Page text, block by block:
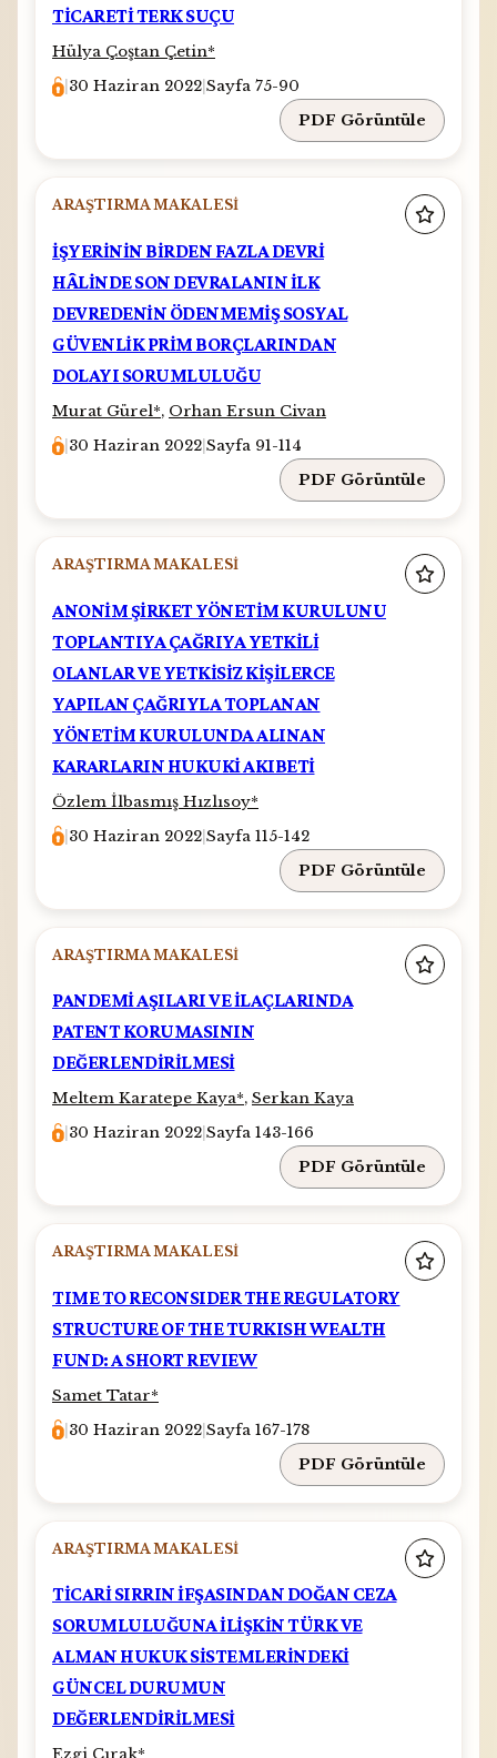
TİCARETİ TERK SUÇU
Hülya Çoştan Çetin*
30 Haziran 2022 |Sayfa 75-90
PDF Görüntüle
ARAŞTIRMA MAKALESI
İŞYERİNİN BİRDEN FAZLA DEVRİ
HÂLİNDE SON DEVRALANIN İLK
DEVREDENİN ÖDENMEMİŞ SOSYAL
GÜVENLİK PRİM BORÇLARINDAN
DOLAYI SORUMLULUĞU
Murat Gürel*, Orhan Ersun Civan
30 Haziran 2022 |Sayfa 91-114
PDF Görüntüle
ARAŞTIRMA MAKALESI
ANONİM ŞİRKET YÖNETİM KURULUNU
TOPLANTIYA ÇAĞRIYA YETKİLİ
OLANLAR VE YETKİSİZ KİŞİLERCE
YAPILAN ÇAĞRIYLA TOPLANAN
YÖNETİM KURULUNDA ALINAN
KARARLARIN HUKUKİ AKIBETİ
Özlem İlbasmış Hızlısoy*
30 Haziran 2022 |Sayfa 115-142
PDF Görüntüle
ARAŞTIRMA MAKALESI
PANDEMİ AŞILARI VE İLAÇLARINDA
PATENT KORUMASININ
DEĞERLENDİRİLMESİ
Meltem Karatepe Kaya*, Serkan Kaya
30 Haziran 2022 |Sayfa 143-166
PDF Görüntüle
ARAŞTIRMA MAKALESI
TIME TO RECONSIDER THE REGULATORY
STRUCTURE OF THE TURKISH WEALTH
FUND: A SHORT REVIEW
Samet Tatar*
30 Haziran 2022 |Sayfa 167-178
PDF Görüntüle
ARAŞTIRMA MAKALESI
TİCARİ SIRRIN İFŞASINDAN DOĞAN CEZA
SORUMLULUĞUNA İLİŞKİN TÜRK VE
ALMAN HUKUK SİSTEMLERİNDEKİ
GÜNCEL DURUMUN
DEĞERLENDİRİLMESİ